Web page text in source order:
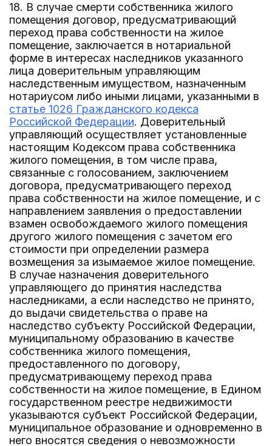
18. В случае смерти собственника жилого
помещения договор, предусматривающий
переход права собственности на жилое
помещение, заключается в нотариальной
форме в интересах наследников указанного
лица доверительным управляющим
наследственным имуществом, назначенным
нотариусом либо иными лицами, указанными в
статье 1026 Гражданского кодекса
Российской Федерации. Доверительный
управляющий осуществляет установленные
настоящим Кодексом права собственника
жилого помещения, в том числе права,
связанные с голосованием, заключением
договора, предусматривающего переход
права собственности на жилое помещение, и с
направлением заявления о предоставлении
взамен освобождаемого жилого помещения
другого жилого помещения с зачетом его
стоимости при определении размера
возмещения за изымаемое жилое помещение.
В случае назначения доверительного
управляющего до принятия наследства
наследниками, а если наследство не принято,
до выдачи свидетельства о праве на
наследство субъекту Российской Федерации,
муниципальному образованию в качестве
собственника жилого помещения,
предоставленного по договору,
предусматривающему переход права
собственности на жилое помещение, в Едином
государственном реестре недвижимости
указываются субъект Российской Федерации,
муниципальное образование и одновременно в
него вносятся сведения о невозможности